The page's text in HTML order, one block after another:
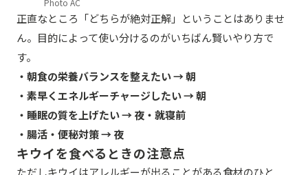
Photo AC
正直なところ「どちらが絶対正解」ということはありませ
ん。目的によって使い分けるのがいちばん賢いやり方で
す。
・ 朝食の栄養バランスを整えたい → 朝
・ 素早くエネルギーチャージしたい → 朝
・ 睡眠の質を上げたい → 夜・就寝前
・ 腸活・便秘対策 → 夜
キウイを食べるときの注意点
ただしキウイはアレルギーが出ることがある食材のひと